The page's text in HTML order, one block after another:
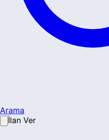
Arama
İlan Ver